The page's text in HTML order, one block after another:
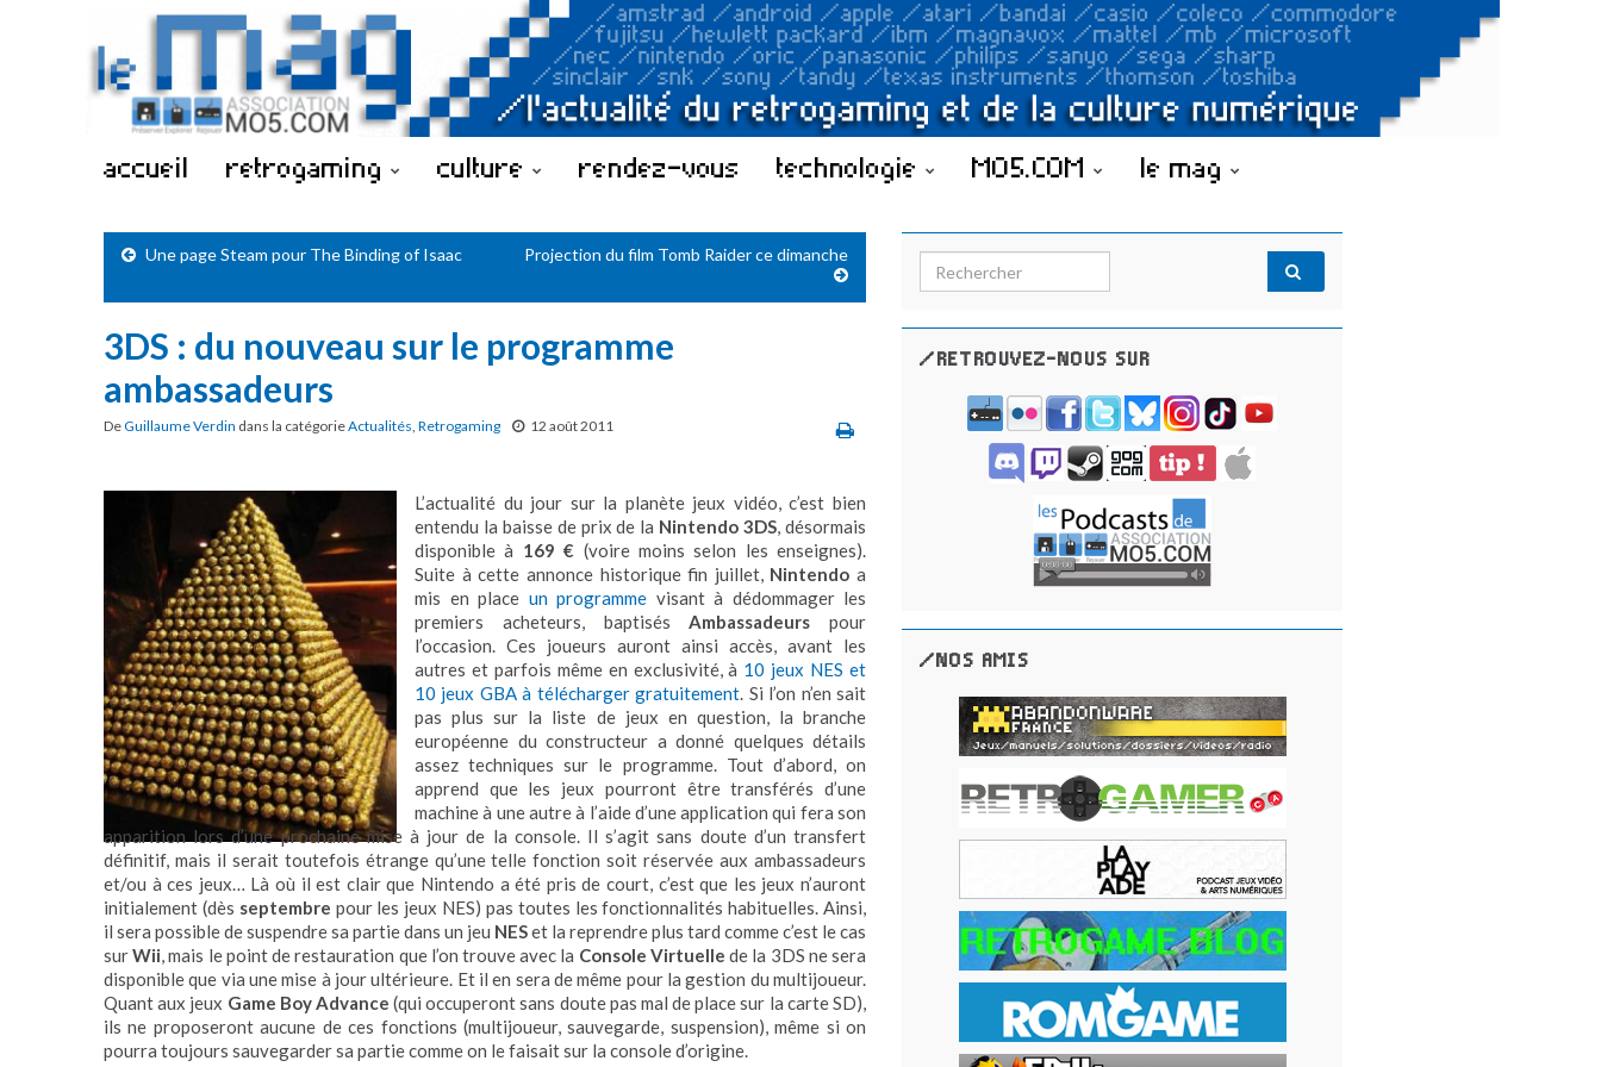
accueil retrogaming culture rendez-vous technologie MO5.COM le mag
Une page Steam pour The Binding of Isaac Projection du film Tomb Raider ce dimanche
3DS : du nouveau sur le programme
ambassadeurs
DeGuillaume Verdin dans la catégorieActualités, Retrogaming 12 août 2011
L’actualité du jour sur la planète jeux vidéo, c’est bien
entendu la baisse de prix de la Nintendo 3DS, désormais
disponible à 169 € (voire moins selon les enseignes).
Suite à cette annonce historique fin juillet, Nintendo a
mis en place un programme visant à dédommager les
premiers acheteurs, baptisésAmbassadeurs pour
l’occasion. Ces joueurs auront ainsi accès, avant les
autres et parfois même en exclusivité, à 10 jeux NES et
10 jeux GBA à télécharger gratuitement. Si l’on n’en sait
pas plus sur la liste de jeux en question, la branche
européenne du constructeur a donné quelques détails
assez techniques sur le programme. Tout d’abord, on
apprend que les jeux pourront être transférés d’une
machine à une autre à l’aide d’une application qui fera son
apparition lors d’une prochaine mise à jour de la console. Il s’agit sans doute d’un transfert
définitif, mais il serait toutefois étrange qu’une telle fonction soit réservée aux ambassadeurs
et/ou à ces jeux… Là où il est clair que Nintendo a été pris de court, c’est que les jeux n’auront
initialement (dès septembre pour les jeux NES) pas toutes les fonctionnalités habituelles. Ainsi,
il sera possible de suspendre sa partie dans un jeu NESet la reprendre plus tard comme c’est le cas
surWii, mais le point de restauration que l’on trouve avec la Console Virtuelle de la 3DS ne sera
disponible que via une mise à jour ultérieure. Et il en sera de même pour la gestion du multijoueur.
Quant aux jeux Game Boy Advance (qui occuperont sans doute pas mal de place sur la carte SD),
ils ne proposeront aucune de ces fonctions (multijoueur, sauvegarde, suspension), même si on
pourra toujours sauvegarder sa partie comme on le faisait sur la console d’origine.
Search for:
/RETROUVEZ-NOUS SUR
/NOS AMIS